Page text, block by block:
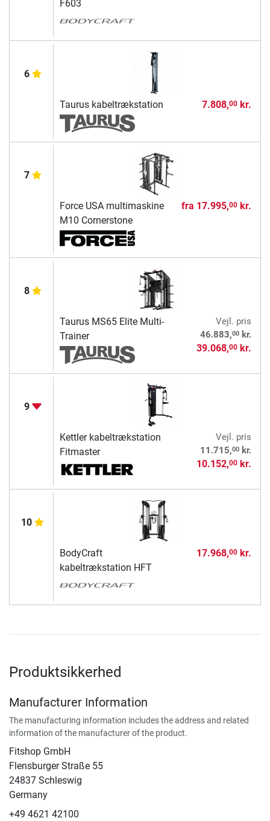
F603
6
Taurus kabeltrækstation 7.808,00kr.
7
Force USA multimaskine
M10 Cornerstone
fra 17.995,00kr.
8
Taurus MS65 Elite Multi-
Trainer
Vejl. pris
46.883,00kr.
39.068,00kr.
9
Kettler kabeltrækstation
Fitmaster
Vejl. pris
11.715,00kr.
10.152,00kr.
10
BodyCraft
kabeltrækstation HFT
17.968,00kr.
Produktsikkerhed
Manufacturer Information
The manufacturing information includes the address and related
information of the manufacturer of the product.
Fitshop GmbH
Flensburger Straße 55
24837 Schleswig
Germany
+49 4621 42100